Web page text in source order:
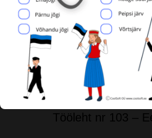
Tööleht nr 103 –